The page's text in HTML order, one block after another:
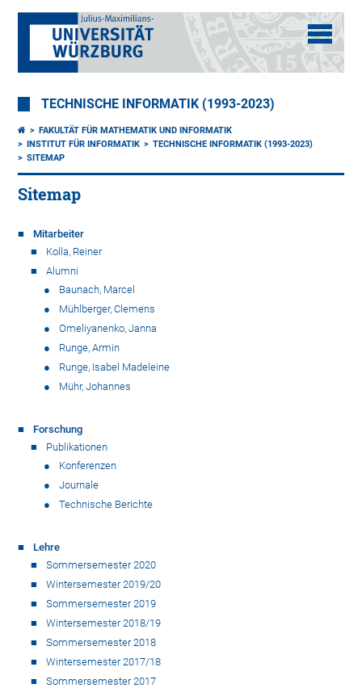
TECHNISCHE INFORMATIK (1993-2023)
FAKULTÄT FÜR MATHEMATIK UND INFORMATIK
INSTITUT FÜR INFORMATIK
TECHNISCHE INFORMATIK (1993-2023)
SITEMAP
Sitemap
Mitarbeiter
Kolla, Reiner
Alumni
Baunach, Marcel
Mühlberger, Clemens
Omeliyanenko, Janna
Runge, Armin
Runge, Isabel Madeleine
Mühr, Johannes
Forschung
Publikationen
Konferenzen
Journale
Technische Berichte
Lehre
Sommersemester 2020
Wintersemester 2019/20
Sommersemester 2019
Wintersemester 2018/19
Sommersemester 2018
Wintersemester 2017/18
Sommersemester 2017